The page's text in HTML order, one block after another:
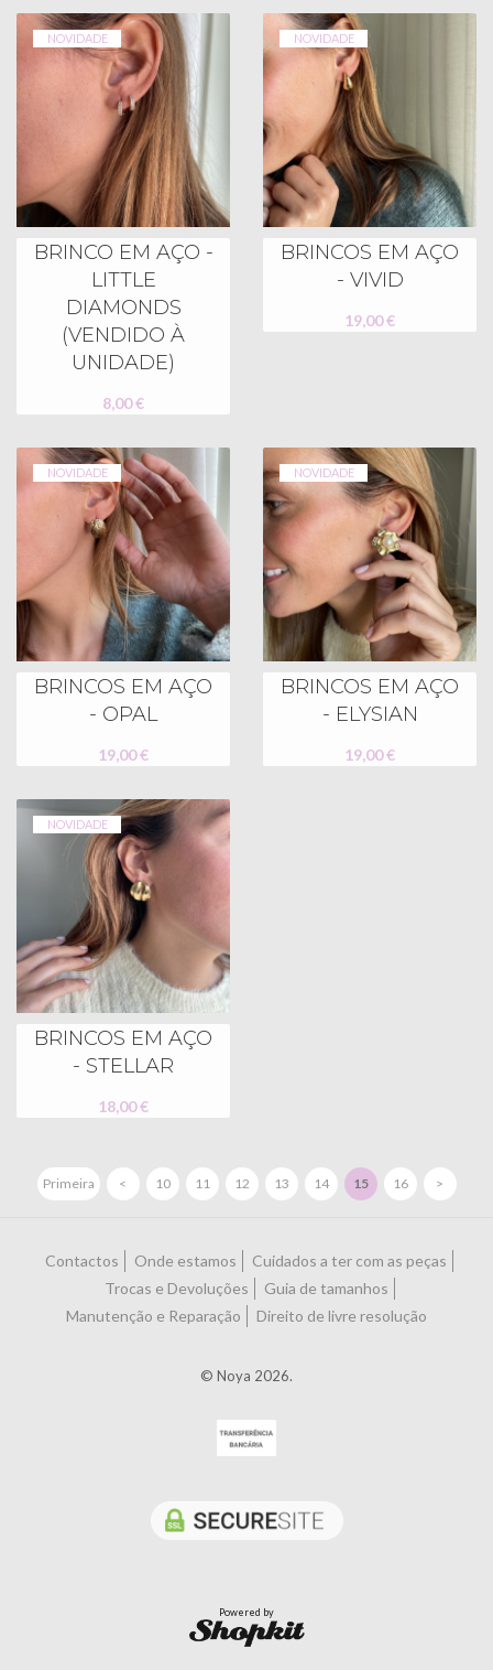
NOVIDADE
BRINCO EM AÇO -
LITTLE
DIAMONDS
(VENDIDO À
UNIDADE)
8,00 €
NOVIDADE
BRINCOS EM AÇO
- VIVID
19,00 €
NOVIDADE
BRINCOS EM AÇO
- OPAL
19,00 €
NOVIDADE
BRINCOS EM AÇO
- ELYSIAN
19,00 €
NOVIDADE
BRINCOS EM AÇO
- STELLAR
18,00 €
Primeira < 10 11 12 13 14 15 16 >
Contactos Onde estamos
Cuidados a ter com as peças
Trocas e Devoluções
Guia de tamanhos
Manutenção e Reparação
Direito de livre resolução
© Noya 2026.
Powered by